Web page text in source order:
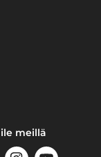
meillä